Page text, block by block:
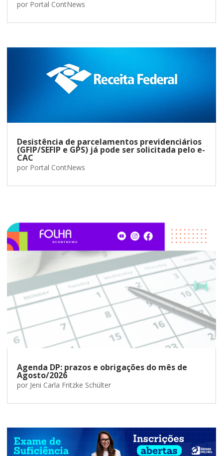
por Portal ContNews
Desistência de parcelamentos previdenciários
(GFIP/SEFIP e GPS) já pode ser solicitada pelo e-
CAC
por Portal ContNews
Agenda DP: prazos e obrigações do mês de
Agosto/2026
por Jeni Carla Fritzke Schülter